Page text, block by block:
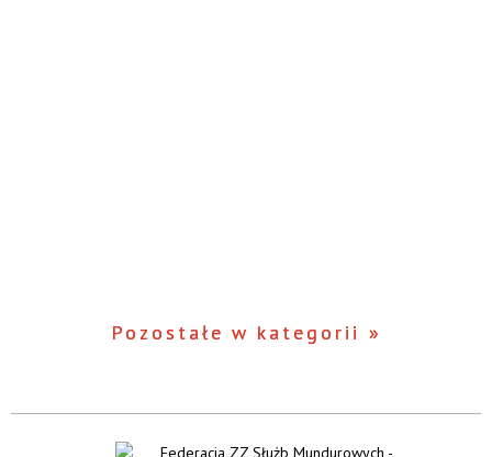
Pozostałe w kategorii